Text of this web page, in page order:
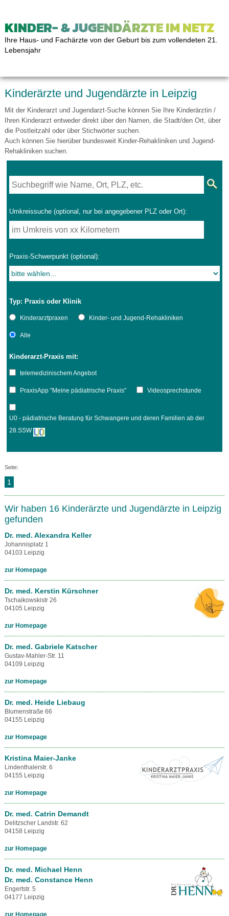
KINDER- & JUGENDÄRZTE IM NETZ
Ihre Haus- und Fachärzte von der Geburt bis zum vollendeten 21.
Lebensjahr
Kinderärzte und Jugendärzte in Leipzig
Mit der Kinderarzt und Jugendarzt-Suche können Sie Ihre Kinderärztin /
Ihren Kinderarzt entweder direkt über den Namen, die Stadt/den Ort, über
die Postleitzahl oder über Stichwörter suchen.
Auch können Sie hierüber bundesweit Kinder-Rehakliniken und Jugend-
Rehakliniken suchen.
Umkreissuche (optional, nur bei angegebener PLZ oder Ort):
Praxis-Schwerpunkt (optional):
Typ: Praxis oder Klinik
Kinderarztpraxen Kinder- und Jugend-Rehakliniken
Alle
Kinderarzt-Praxis mit:
telemedizinischem Angebot
PraxisApp "Meine pädiatrische Praxis" Videosprechstunde
U0 - pädiatrische Beratung für Schwangere und deren Familien ab der
28.SSW
Seite:
1
Wir haben 16 Kinderärzte und Jugendärzte in Leipzig
gefunden
Dr. med. Alexandra Keller
Johannisplatz 1
04103 Leipzig
zur Homepage
Dr. med. Kerstin Kürschner
Tschaikowskistr 26
04105 Leipzig
zur Homepage
Dr. med. Gabriele Katscher
Gustav-Mahler-Str. 11
04109 Leipzig
zur Homepage
Dr. med. Heide Liebaug
Blumenstraße 66
04155 Leipzig
zur Homepage
Kristina Maier-Janke
Lindenthalerstr. 6
04155 Leipzig
zur Homepage
Dr. med. Catrin Demandt
Delitzscher Landstr. 62
04158 Leipzig
zur Homepage
Dr. med. Michael Henn
Dr. med. Constance Henn
Engertstr. 5
04177 Leipzig
zur Homepage